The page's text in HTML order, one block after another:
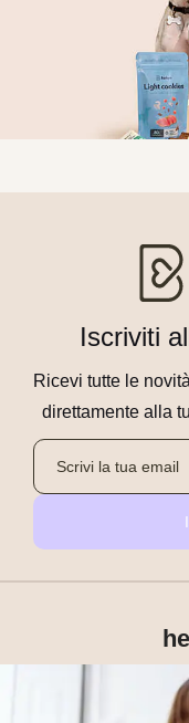
Iscriviti
Ricevi tutte le
direttamente alla